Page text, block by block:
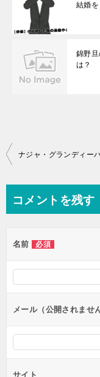
結婚
錦野
は？
投
ビ
ー
シ
ン
コメントを残す
名前 必須
メール（公開されませ
サイト